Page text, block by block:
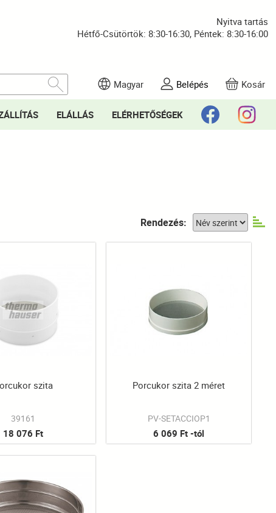
Nyitva tartás
Hétfő-Csütörtök: 8:30-16:30, Péntek: 8:30-16:00
Magyar Belépés Kosár
ELÁLLÁS ELÉRHETŐSÉGEK
Rendezés:
szita
39161
18 076 Ft
Porcukor szita 2 méret
PV-SETACCIOP1
6 069 Ft -tól